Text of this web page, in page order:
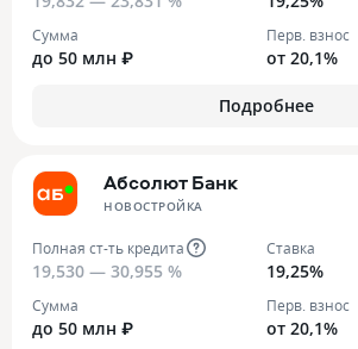
Сумма
до 50 млн ₽
Перв. взнос
от 20,1%
Подробнее
Абсолют Банк
НОВОСТРОЙКА
Полная ст-ть кредита
19,530 — 30,955 %
Ставка
19,25%
Сумма
до 50 млн ₽
Перв. взнос
от 20,1%